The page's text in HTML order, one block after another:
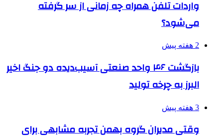
واردات تلفن همراه چه زمانی از سر گرفته
می‌شود؟
2 هفته پیش
بازگشت ۴۶ واحد صنعتی آسیب‌دیده دو جنگ اخیر
البرز به چرخه تولید
3 هفته پیش
وقتی مدیران گروه بهمن تجربه مشابهی برای